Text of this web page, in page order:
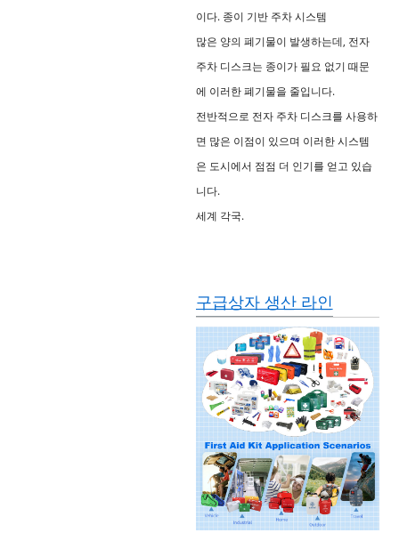
이다. 종이 기반 주차 시스템
많은 양의 폐기물이 발생하는데, 전자
주차 디스크는 종이가 필요 없기 때문
에 이러한 폐기물을 줄입니다.
전반적으로 전자 주차 디스크를 사용하
면 많은 이점이 있으며 이러한 시스템
은 도시에서 점점 더 인기를 얻고 있습
니다.
세계 각국.
구급상자 생산 라인